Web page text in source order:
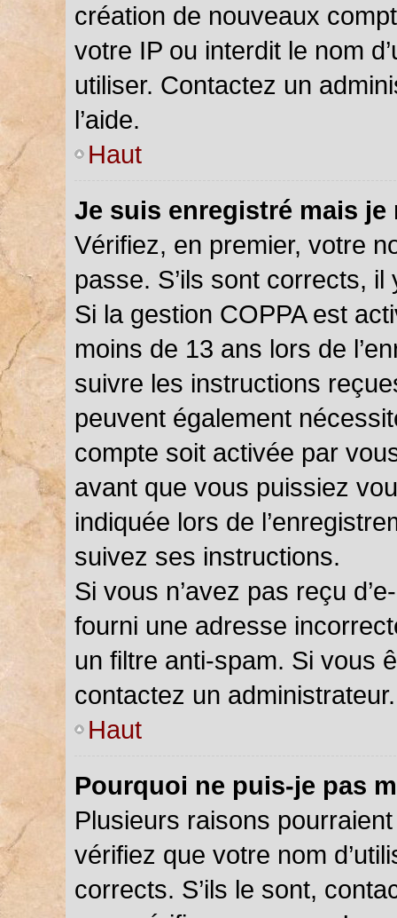
création de nouveaux
votre IP ou interdit le nom
utiliser. Contactez un
l’aide.
Haut
Je suis enregistré mais
Vérifiez, en premier, votre
passe. S’ils sont corrects,
Si la gestion COPPA est
moins de 13 ans lors de
suivre les instructions
peuvent également
compte soit activée par
avant que vous puissiez
indiquée lors de
suivez ses instructions.
Si vous n’avez pas reçu
fourni une adresse
un filtre anti-spam. Si vous
contactez un administrateur.
Haut
Pourquoi ne puis-je pas
Plusieurs raisons
vérifiez que votre nom
corrects. S’ils le sont,